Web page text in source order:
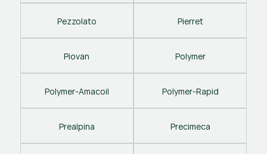
Pezzolato Pierret
Piovan Polymer
Polymer-Amacoil Polymer-Rapid
Prealpina Precimeca